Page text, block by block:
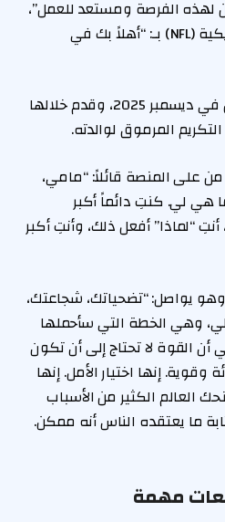
لهذه الفرصة ومستعد للعمل”،
ورد دوري كرة القدم الأمريكية (NFL) بـ: “أهلاً بك في
فاز فيرناندو بجائزة هيسمن في ديسمبر 2025، وقدم خلالها
المرموق لوالدته.
على المنصة قائلاً: “مامي،
هي لي. كنتِ دائماً أكبر
“لماذا” أفعل ذلك، وأنتِ أكبر
يواصل: “تضحياتك، شجاعتك،
وهي الخطة التي سأحملها
القوة لا تحتاج إلى أن تكون
إنها اختيار الأمل. إنها
العالم الكثير من الأسباب
ما يعتقده الناس أنه ممكن.
مهمة